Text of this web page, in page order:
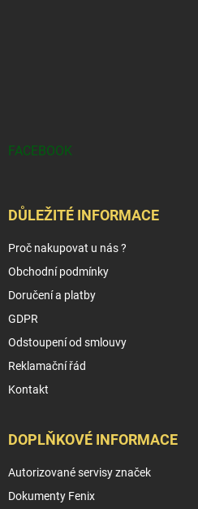
FACEBOOK
DŮLEŽITÉ INFORMACE
Proč nakupovat u nás ?
Obchodní podmínky
Doručení a platby
GDPR
Odstoupení od smlouvy
Reklamační řád
Kontakt
DOPLŇKOVÉ INFORMACE
Autorizované servisy značek
Dokumenty Fenix